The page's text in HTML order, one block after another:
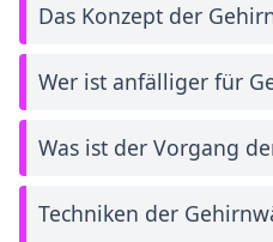
Das Konzept der
Wer ist anfälliger für
Was ist der Vorgang
Techniken der